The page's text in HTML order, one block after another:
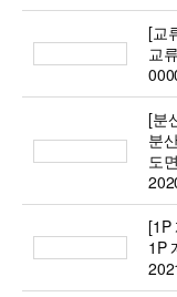
[교
교
[분
분
도면
[1P
1P